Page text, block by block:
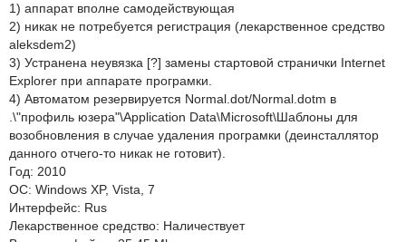
1) аппарат вполне самодействующая
2) никак не потребуется регистрация (лекарственное средство
aleksdem2)
3) Устранена неувязка [?] замены стартовой странички Internet
Explorer при аппарате програмки.
4) Автоматом резервируется Normal.dot/Normal.dotm в
.\"профиль юзера"\Application Data\Microsoft\Шаблоны для
возобновления в случае удаления програмки (деинсталлятор
данного отчего-то никак не готовит).
Год: 2010
ОС: Windows XP, Vista, 7
Интерфейс: Rus
Лекарственное средство: Наличествует